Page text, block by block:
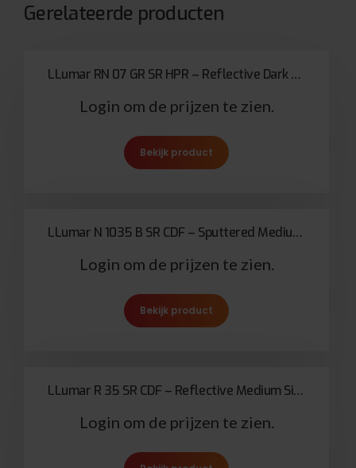
Gerelateerde producten
LLumar RN 07 GR SR HPR – Reflective Dark Grey “One Way Mirror”
Login om de prijzen te zien.
Bekijk product
LLumar N 1035 B SR CDF – Sputtered Medium Bronze Solar Bronze 65
Login om de prijzen te zien.
Bekijk product
LLumar R 35 SR CDF – Reflective Medium Silver 35
Login om de prijzen te zien.